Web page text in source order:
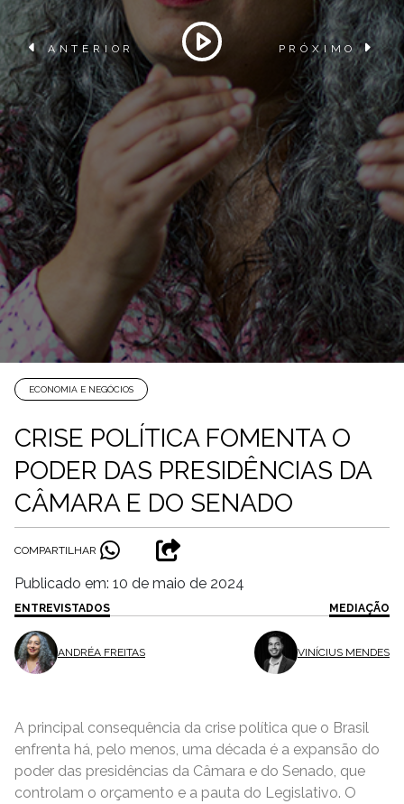
ANTERIOR PRÓXIMO
ECONOMIA E NEGÓCIOS
CRISE POLÍTICA FOMENTA O
PODER DAS PRESIDÊNCIAS DA
CÂMARA E DO SENADO
COMPARTILHAR
Publicado em: 10 de maio de 2024
ENTREVISTADOS
ANDRÉA FREITAS
MEDIAÇÃO
VINÍCIUS MENDES
A principal consequência da crise política que o Brasil
enfrenta há, pelo menos, uma década é a expansão do
poder das presidências da Câmara e do Senado, que
controlam o orçamento e a pauta do Legislativo. O